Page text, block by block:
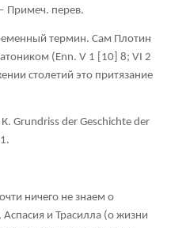
Примеч. перев.
термин. Сам Плотин
(Enn. V 1 [10] 8; VI 2
столетий это притязание
Grundriss der Geschichte der
ничего не знаем о
Аспасия и Трасилла (о жизни